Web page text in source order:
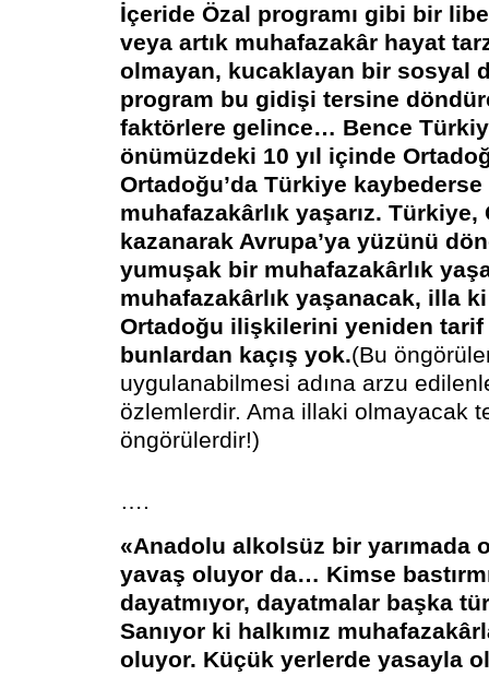
İçeride Özal programı gibi bir
veya artık muhafazakâr hayat
olmayan, kucaklayan bir sosyal
program bu gidişi tersine
faktörlere gelince… Bence
önümüzdeki 10 yıl içinde
Ortadoğu’da Türkiye kaybederse
muhafazakârlık yaşarız. Türkiye,
kazanarak Avrupa’ya yüzünü
yumuşak bir muhafazakârlık
muhafazakârlık yaşanacak, illa
Ortadoğu ilişkilerini yeniden tarif
bunlardan kaçış yok.(Bu
uygulanabilmesi adına arzu
özlemlerdir. Ama illaki olmayacak
öngörülerdir!)
….
«Anadolu alkolsüz bir yarımada
yavaş oluyor da… Kimse
dayatmıyor, dayatmalar başka
Sanıyor ki halkımız
oluyor. Küçük yerlerde yasayla